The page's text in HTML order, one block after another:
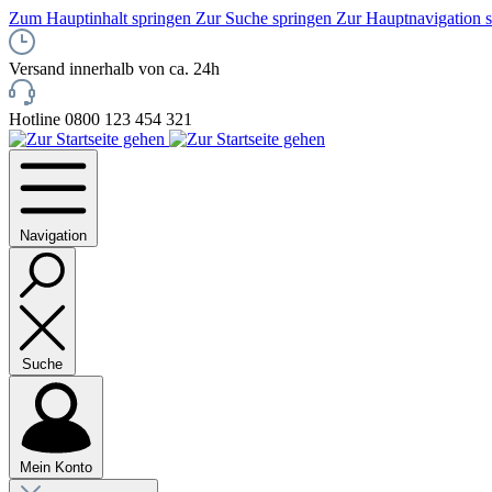
Zum Hauptinhalt springen Zur Suche springen Zur Hauptnavigation
Versand innerhalb von ca. 24h
Hotline 0800 123 454 321
Navigation
Suche
Mein Konto